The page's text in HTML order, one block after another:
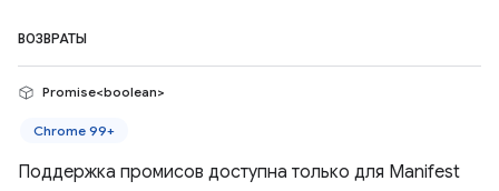
ВОЗВРАТЫ
Promise<boolean>
Chrome 99+
Поддержка промисов доступна только для Manifest